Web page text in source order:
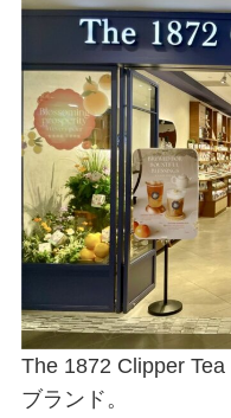
The 1872 Clipper
ブランド。